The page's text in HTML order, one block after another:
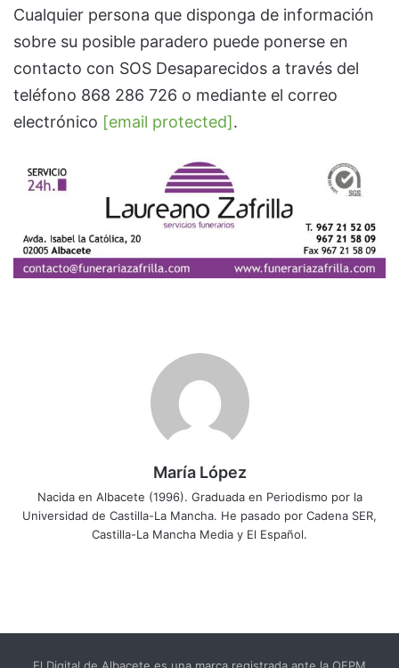
Cualquier persona que disponga de información
sobre su posible paradero puede ponerse en
contacto con SOS Desaparecidos a través del
teléfono 868 286 726 o mediante el correo
electrónico [email protected].
María López
Nacida en Albacete (1996). Graduada en Periodismo por la
Universidad de Castilla-La Mancha. He pasado por Cadena SER,
Castilla-La Mancha Media y El Español.